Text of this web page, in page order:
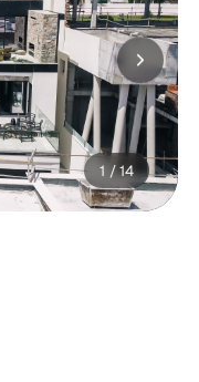
1 / 14